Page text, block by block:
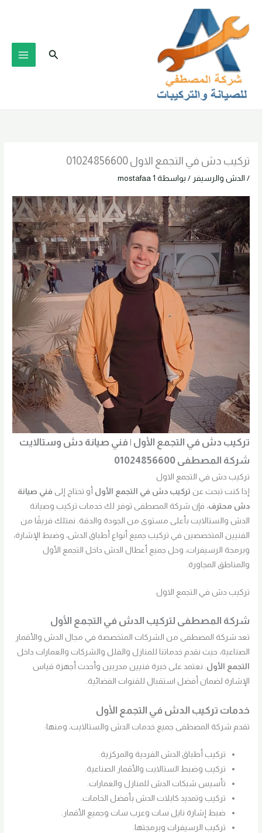
المحتوى
البحث
تركيب دش في التجمع الاول 01024856600
/ الدش والرسيفر / بواسطة mostafaa 1
تركيب دش في التجمع الأول | فني صيانة دش وستالايت
شركة المصطفى 01024856600
تركيب دش في التجمع الاول
إذا كنت تبحث عن تركيب دش في التجمع الأول أو تحتاج إلى فني صيانة
دش محترف، فإن شركة المصطفى توفر لك خدمات تركيب وصيانة
الدش والستالايت بأعلى مستوى من الجودة والدقة. نمتلك فريقًا من
الفنيين المتخصصين في تركيب جميع أنواع أطباق الدش، وضبط الإشارة،
وبرمجة الرسيفرات، وحل جميع أعطال الدش داخل التجمع الأول
والمناطق المجاورة.
تركيب دش في التجمع الاول
شركة المصطفى لتركيب الدش في التجمع الأول
تعد شركة المصطفى من الشركات المتخصصة في مجال الدش والأقمار
الصناعية، حيث نقدم خدماتنا للمنازل والفلل والشركات والعمارات داخل
التجمع الأول. نعتمد على خبرة فنيين مدربين وأحدث أجهزة قياس
الإشارة لضمان أفضل استقبال للقنوات الفضائية.
خدمات تركيب الدش في التجمع الأول
تقدم شركة المصطفى جميع خدمات الدش والستالايت، ومنها:
تركيب أطباق الدش الفردية والمركزية.
تركيب وضبط الستالايت والأقمار الصناعية.
تأسيس شبكات الدش للمنازل والعمارات.
تركيب وتمديد كابلات الدش بأفضل الخامات.
ضبط إشارة نايل سات وعرب سات وجميع الأقمار.
تركيب الرسيفرات وبرمجتها.